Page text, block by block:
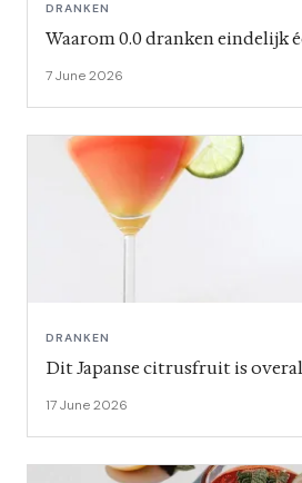
DRANKEN
Waarom 0.0 dranken eindelijk
7 June 2026
DRANKEN
Dit Japanse citrusfruit is
17 June 2026